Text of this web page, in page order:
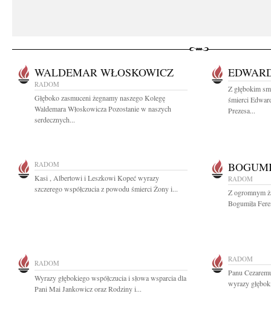
WALDEMAR WŁOSKOWICZ
RADOM
Głęboko zasmuceni żegnamy naszego Kolegę
Waldemara Włoskowicza Pozostanie w naszych
serdecznych...
Z głębokim
śmierci
Prezesa...
RADOM
Kasi , Albertowi i Leszkowi Kopeć wyrazy
szczerego współczucia z powodu śmierci Żony i...
RADOM
Z ogromnym
Bogumiła
RADOM
Wyrazy głębokiego współczucia i słowa wsparcia dla
Pani Mai Jankowicz oraz Rodziny i...
RADOM
Panu
wyrazy